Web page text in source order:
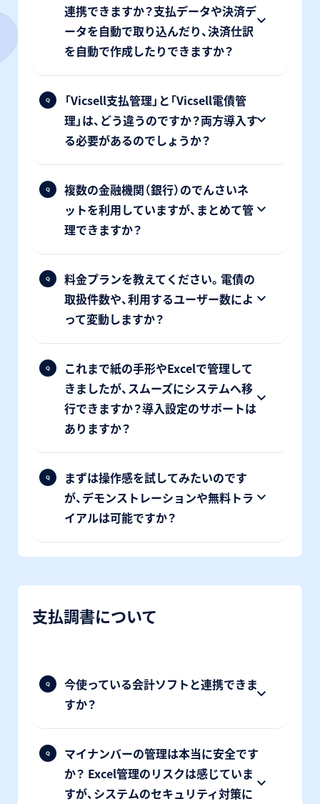
連携できますか？支払データや決済デ
ータを自動で取り込んだり、決済仕訳
を自動で作成したりできますか？
「Vicsell支払管理」と「Vicsell電債管
理」は、どう違うのですか？両方導入す
る必要があるのでしょうか？
複数の金融機関（銀行）のでんさいネ
ットを利用していますが、まとめて管
理できますか？
料金プランを教えてください。電債の
取扱件数や、利用するユーザー数によ
って変動しますか？
これまで紙の手形やExcelで管理して
きましたが、スムーズにシステムへ移
行できますか？導入設定のサポートは
ありますか？
まずは操作感を試してみたいのです
が、デモンストレーションや無料トラ
イアルは可能ですか？
支払調書について
今使っている会計ソフトと連携できま
すか？
マイナンバーの管理は本当に安全です
か？ Excel管理のリスクは感じていま
すが、システムのセキュリティ対策に